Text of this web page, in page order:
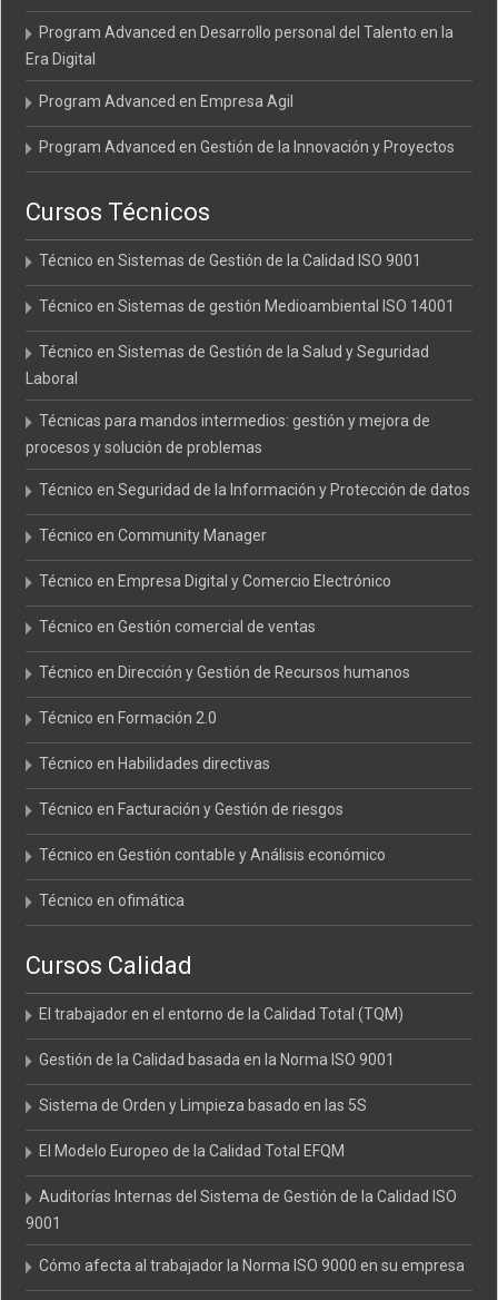
Program Advanced en Desarrollo personal del Talento en la
Era Digital
Program Advanced en Empresa Agil
Program Advanced en Gestión de la Innovación y Proyectos
Cursos Técnicos
Técnico en Sistemas de Gestión de la Calidad ISO 9001
Técnico en Sistemas de gestión Medioambiental ISO 14001
Técnico en Sistemas de Gestión de la Salud y Seguridad
Laboral
Técnicas para mandos intermedios: gestión y mejora de
procesos y solución de problemas
Técnico en Seguridad de la Información y Protección de datos
Técnico en Community Manager
Técnico en Empresa Digital y Comercio Electrónico
Técnico en Gestión comercial de ventas
Técnico en Dirección y Gestión de Recursos humanos
Técnico en Formación 2.0
Técnico en Habilidades directivas
Técnico en Facturación y Gestión de riesgos
Técnico en Gestión contable y Análisis económico
Técnico en ofimática
Cursos Calidad
El trabajador en el entorno de la Calidad Total (TQM)
Gestión de la Calidad basada en la Norma ISO 9001
Sistema de Orden y Limpieza basado en las 5S
El Modelo Europeo de la Calidad Total EFQM
Auditorías Internas del Sistema de Gestión de la Calidad ISO
9001
Cómo afecta al trabajador la Norma ISO 9000 en su empresa